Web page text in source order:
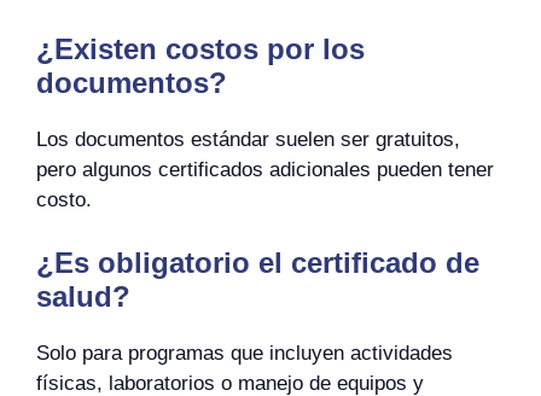
¿Existen costos por los
documentos?
Los documentos estándar suelen ser gratuitos,
pero algunos certificados adicionales pueden tener
costo.
¿Es obligatorio el certificado de
salud?
Solo para programas que incluyen actividades
físicas, laboratorios o manejo de equipos y